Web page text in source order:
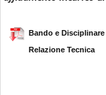
Bando e Disciplinare
Relazione Tecnica